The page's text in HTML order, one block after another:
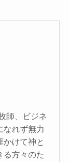
師、ビジネ
なれず無力
かけて神と
る方々のた